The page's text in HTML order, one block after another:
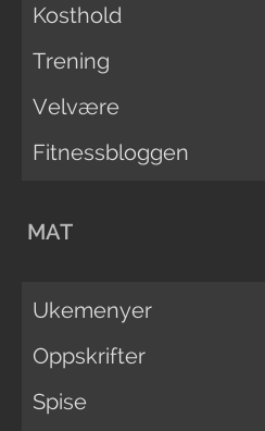
Kosthold
Trening
Velvære
Fitnessbloggen
MAT
Ukemenyer
Oppskrifter
Spise